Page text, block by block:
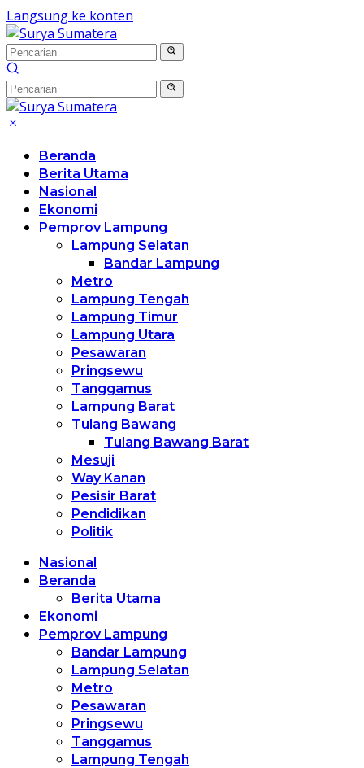
Langsung ke konten
Beranda
Berita Utama
Nasional
Ekonomi
Pemprov Lampung
Lampung Selatan
Bandar Lampung
Metro
Lampung Tengah
Lampung Timur
Lampung Utara
Pesawaran
Pringsewu
Tanggamus
Lampung Barat
Tulang Bawang
Tulang Bawang Barat
Mesuji
Way Kanan
Pesisir Barat
Pendidikan
Politik
Nasional
Beranda
Berita Utama
Ekonomi
Pemprov Lampung
Bandar Lampung
Lampung Selatan
Metro
Pesawaran
Pringsewu
Tanggamus
Lampung Tengah